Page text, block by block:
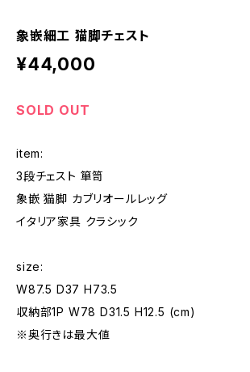
象嵌細工 猫脚チェスト
¥44,000
SOLD OUT
item:
3段チェスト 箪笥
象嵌 猫脚 カブリオールレッグ
イタリア家具 クラシック
size:
W87.5 D37 H73.5
収納部1P W78 D31.5 H12.5 (cm)
※奥行きは最大値